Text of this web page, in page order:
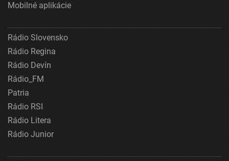
Mobilné aplikácie
Rádio Slovensko
Rádio Regina
Rádio Devín
Rádio_FM
Patria
Rádio RSI
Rádio Litera
Rádio Junior